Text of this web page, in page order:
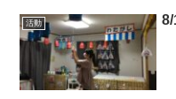
活動